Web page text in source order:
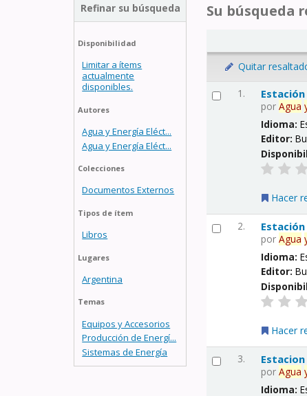
Refinar su búsqueda
Disponibilidad
Limitar a ítems
actualmente
disponibles.
Autores
Agua y Energía Eléct...
Agua y Energía Eléct...
Colecciones
Documentos Externos
Tipos de ítem
Libros
Lugares
Argentina
Temas
Equipos y Accesorios
Producción de Energí...
Sistemas de Energía
Su búsqueda
Quitar
1.
porAgua
Idioma:
Editor:
Hacer
2.
porAgua
Idioma:
Editor:
Hacer
3.
porAgua
Idioma: